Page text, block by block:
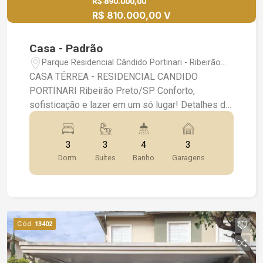
R$ 810.000,00 V
Casa - Padrão
Parque Residencial Cândido Portinari - Ribeirão
Preto/SP
CASA TÉRREA - RESIDENCIAL CANDIDO
PORTINARI Ribeirão Preto/SP Conforto,
sofisticação e lazer em um só lugar! Detalhes do
Imóvel: Área construída: 190 m² Terreno: 360 m²
3 vagas de garagem Ambientes Internos: 3
amplas suítes, proporcionando total privacidade
e conforto Home office / sala de TV Despensa e
lavanderia funcional Iluminação completa em
na área gourmet Jardim de inverno com ponto de
água ? charme e tranquilidade no coração da casa
Área Gourmet & Lazer: Espaço gourmet completo
? 68 m² Churrasqueira Bancada Cozinha integrada
3
Dorm.
3
Suítes
4
Banho
3
Garagens
Cód. 13402